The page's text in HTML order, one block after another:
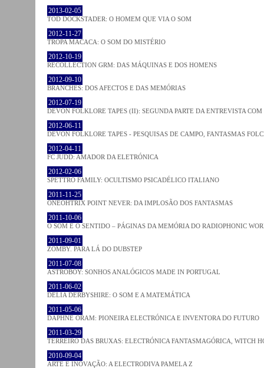
2013-02-05
TOD DOCKSTADER: O HOMEM QUE VIA O SOM
2012-11-27
TROPA MACACA: O SOM DO MISTÉRIO
2012-10-19
RECOLLECTION GRM: DAS MÁQUINAS E DOS HOMENS
2012-09-10
BRANCHES: DOS AFECTOS E DAS MEMÓRIAS
2012-07-19
DEVON FOLKLORE TAPES (II): SEGUNDA PARTE DA ENTREVISTA
2012-06-11
DEVON FOLKLORE TAPES - PESQUISAS DE CAMPO, FANTASMAS
2012-04-11
FC JUDD: AMADOR DA ELETRÓNICA
2012-02-06
SPETTRO FAMILY: OCULTISMO PSICADÉLICO ITALIANO
2011-11-25
ONEOHTRIX POINT NEVER: DA IMPLOSÃO DOS FANTASMAS
2011-10-06
O SOM E O SENTIDO – PÁGINAS DA MEMÓRIA DO RADIOPHONIC
2011-09-01
ZOMBY. PARA LÁ DO DUBSTEP
2011-07-08
ASTROBOY: SONHOS ANALÓGICOS MADE IN PORTUGAL
2011-06-02
DELIA DERBYSHIRE: O SOM E A MATEMÁTICA
2011-05-06
DAPHNE ORAM: PIONEIRA ELECTRÓNICA E INVENTORA DO FUTURO
2011-03-29
TERREIRO DAS BRUXAS: ELECTRÓNICA FANTASMAGÓRICA, WITCH
2010-09-04
ARTE E INOVAÇÃO: A ELECTRODIVA PAMELA Z